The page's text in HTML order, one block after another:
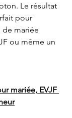
Le résultat
pour
de mariée
ou même un
mariée, EVJF